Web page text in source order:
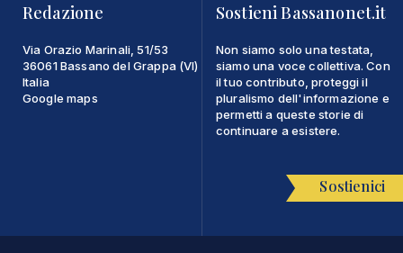
Redazione
Via Orazio Marinali, 51/53
36061 Bassano del Grappa (VI)
Italia
Google maps
Sostieni Bassanonet.it
Non siamo solo una testata,
siamo una voce collettiva. Con
il tuo contributo, proteggi il
pluralismo dell'informazione e
permetti a queste storie di
continuare a esistere.
Sostienici